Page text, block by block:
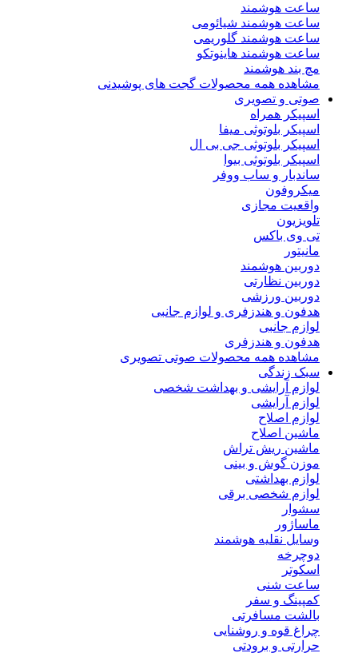
ساعت هوشمند
ساعت هوشمند شیائومی
ساعت هوشمند گلوریمی
ساعت هوشمند هاینوتکو
مچ بند هوشمند
مشاهده همه محصولات گجت های پوشیدنی
صوتی و تصویری
اسپیکر همراه
اسپیکر بلوتوثی میفا
اسپیکر بلوتوثی جی بی ال
اسپیکر بلوتوثی بیوا
ساندبار و ساب ووفر
میکروفون
واقعیت مجازی
تلویزیون
تی وی باکس
مانیتور
دوربین هوشمند
دوربین نظارتی
دوربین ورزشی
هدفون و هندزفری و لوازم جانبی
لوازم جانبی
هدفون و هندزفری
مشاهده همه محصولات صوتی تصویری
سبک زندگی
لوازم آرایشی و بهداشت شخصی
لوازم آرایشی
لوازم اصلاح
ماشین اصلاح
ماشین ریش تراش
موزن گوش و بینی
لوازم بهداشتی
لوازم شخصی برقی
سشوار
ماساژور
وسایل نقلیه هوشمند
دوچرخه
اسکوتر
ساعت شنی
کمپینگ و سفر
بالشت مسافرتی
چراغ قوه و روشنایی
حرارتی و برودتی